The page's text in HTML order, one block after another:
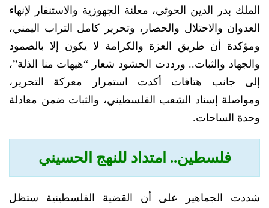
الملك بدر الدين الحوثي، معلنة الجهوزية والاستنفار لإنهاء
العدوان والاحتلال والحصار، وتحرير كامل التراب اليمني،
ومؤكدة أن طريق العزة والكرامة لا يكون إلا بالصمود
والجهاد والثبات.. ورددت الحشود شعار “هيهات منا الذلة”،
إلى جانب هتافات أكدت استمرار معركة التحرير،
ومواصلة إسناد الشعب الفلسطيني، والثبات ضمن معادلة
وحدة الساحات.
فلسطين.. امتداد للنهج الحسيني
شددت الجماهير على أن القضية الفلسطينية ستظل